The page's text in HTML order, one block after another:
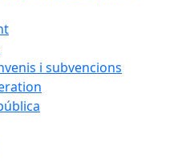
i subvencions